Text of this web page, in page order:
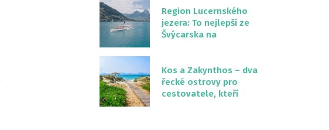
Region Lucernského
jezera: To nejlepší ze
Švýcarska na
Kos a Zakynthos – dva
řecké ostrovy pro
cestovatele, kteří